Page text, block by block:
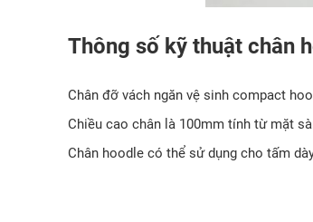
Thông số kỹ thuật chân
Chân đỡ vách ngăn vệ sinh compact
Chiều cao chân là 100mm tính từ mặt
Chân hoodle có thể sử dụng cho tấm